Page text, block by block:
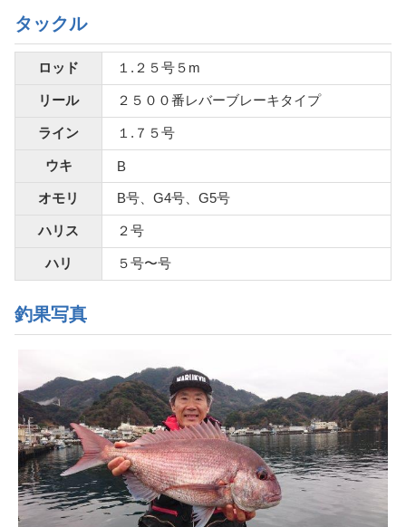
タックル
ロッド １.２５号５m
リール ２５００番レバーブレーキタイプ
ライン １.７５号
ウキ B
オモリ B号、G4号、G5号
ハリス ２号
ハリ ５号〜号
釣果写真